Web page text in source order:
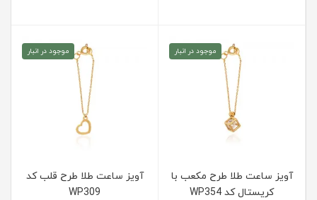
موجود در انبار
آویز ساعت طلا طرح مکعب با
کریستال کد WP354
موجود در انبار
آویز ساعت طلا طرح قلب کد
WP309